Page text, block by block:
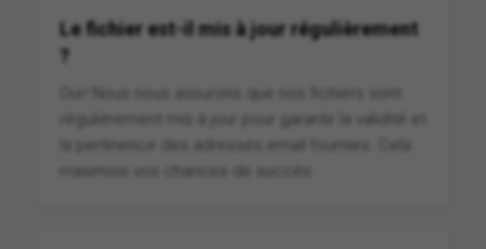
Le fichier est-il mis à jour régulièrement
?
régulièrement mis à jour pour garantir la validité et
la pertinence des adresses email fournies. Cela
maximise vos chances de succès.